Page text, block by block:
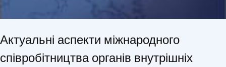
Актуальні аспекти міжнародного
співробітництва органів внутрішніх